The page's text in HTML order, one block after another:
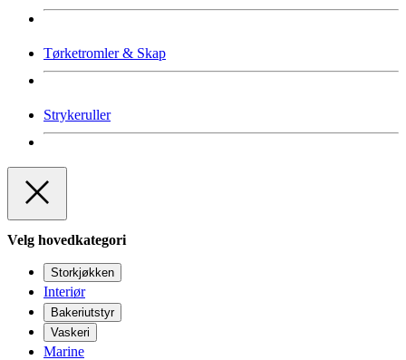
Tørketromler & Skap
Strykeruller
Velg hovedkategori
Storkjøkken
Interiør
Bakeriutstyr
Vaskeri
Marine